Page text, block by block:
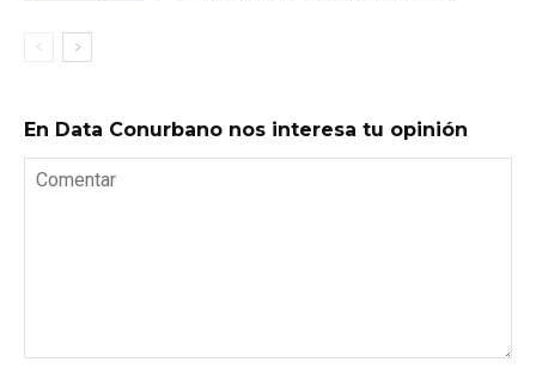
En Data Conurbano nos interesa tu opinión